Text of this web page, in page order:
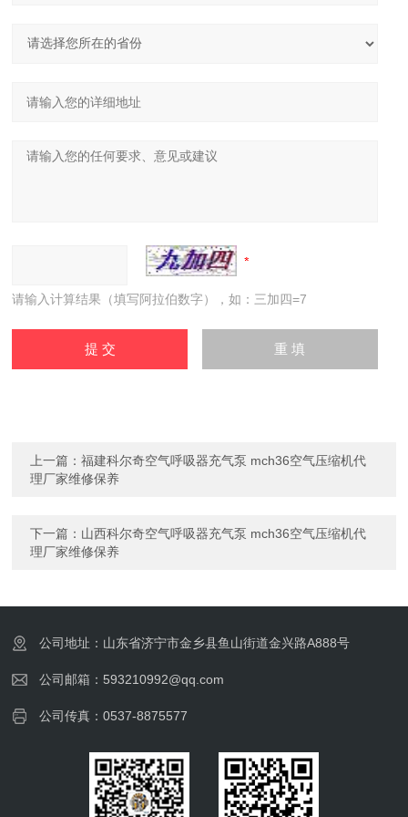
请输入计算结果（填写阿拉伯数字），如：三加四=7
上一篇：福建科尔奇空气呼吸器充气泵 mch36空气压缩机代
理厂家维修保养
下一篇： 山西科尔奇空气呼吸器充气泵 mch36空气压缩机代
理厂家维修保养
公司地址：山东省济宁市金乡县鱼山街道金兴路A888号
公司邮箱：593210992@qq.com
公司传真：0537-8875577